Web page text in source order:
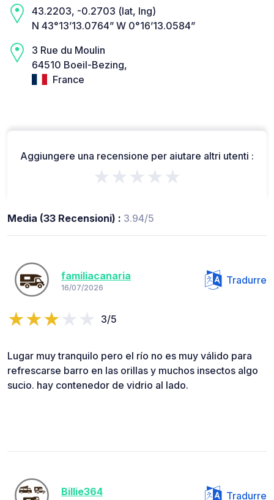
43.2203, -0.2703 (lat, lng)
N 43°13’13.0764” W 0°16’13.0584”
3 Rue du Moulin
64510 Boeil-Bezing,
France
Aggiungere una recensione per aiutare altri utenti :
★★★★★
Media (33 Recensioni) : 3.94/5
familiacanaria
16/07/2026
Tradurre
3/5
Lugar muy tranquilo pero el río no es muy válido para
refrescarse barro en las orillas y muchos insectos algo
sucio. hay contenedor de vidrio al lado.
Billie364 Tradurre